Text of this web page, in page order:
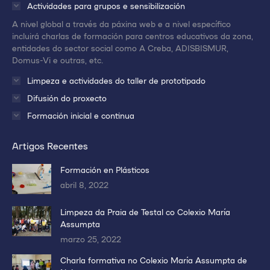
una
ventana/pestaña
una
ventana/pestaña
una
ventana/pestaña
Actividades para grupos e sensibilización
A nivel global a través da páxina web e a nivel específico
incluirá charlas de formación para centros educativos da zona,
entidades do sector social como A Creba, ADISBISMUR,
Domus-Vi e outras, etc.
Limpeza e actividades do taller de prototipado
Difusión do proxecto
Formación inicial e continua
Artigos Recentes
Formación en Plásticos
abril 8, 2022
Limpeza da Praia de Testal co Colexio María
Assumpta
marzo 25, 2022
Charla formativa no Colexio María Assumpta de